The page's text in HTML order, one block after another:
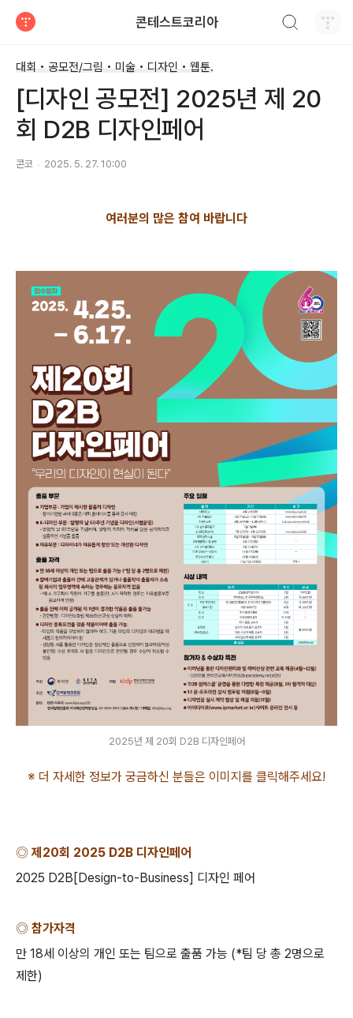
콘테스트코리아
대회 • 공모전/그림 • 미술 • 디자인 • 웹툰.
[디자인 공모전] 2025년 제 20
회 D2B 디자인페어
콘코 2025. 5. 27. 10:00
여러분의 많은 참여 바랍니다
2025년 제 20회 D2B 디자인페어
※ 더 자세한 정보가 궁금하신 분들은 이미지를 클릭해주세요!
◎ 제 20회 2025 D2B 디자인페어
2025 D2B[Design-to-Business] 디자인 페어
◎ 참가자격
만 18세 이상의 개인 또는 팀으로 출품 가능 (*팀 당 총 2명으로
제한)